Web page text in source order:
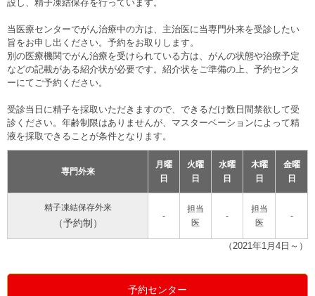
設し、精子凍結保存を行っています。
当医療センターでがん治療中の方は、主治医に当専門外来を受診したい
旨をお申し出ください。予約をお取りします。
別の医療機関でがん治療を受けられている方は、がんの状態や治療予定
などの記載がある紹介状が必要です。紹介状をご準備の上、予約センタ
ーにてご予約ください。
受診当日に精子を採取いただきますので、できるだけ数日間禁欲して受
診ください。年齢制限はありませんが、マスターベーションによって精
液を採取できることが条件となります。
専門外来
月曜
日
火曜
日
水曜
日
木曜
日
金曜
日
精子凍結保存外来
（予約制）
-
担当
医
-
担当
医
-
（2021年1月4日～）
予約センター